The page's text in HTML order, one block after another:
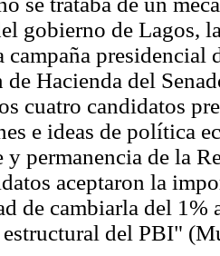
gobierno de Lagos,
campaña presidencial
de Hacienda del
cuatro candidatos
e ideas de política
y permanencia de la
aceptaron la
de cambiarla del 1%
del PBI"